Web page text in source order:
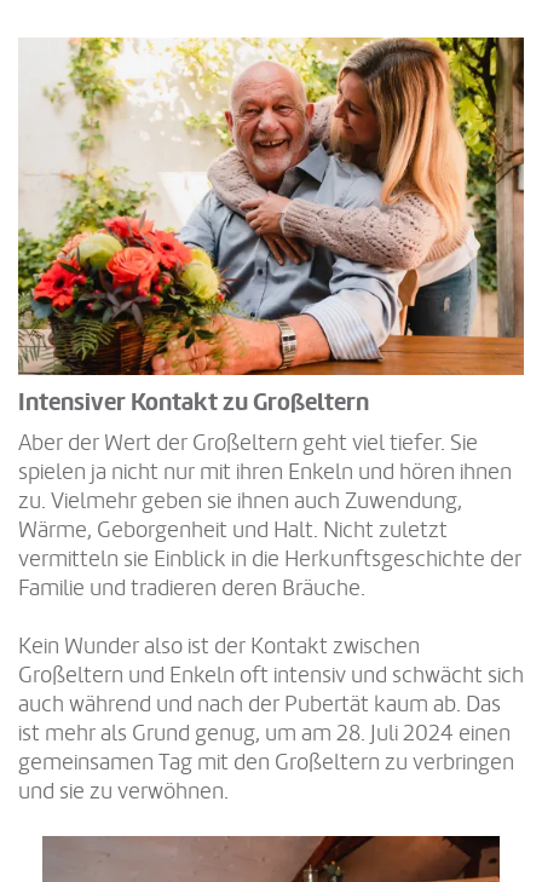
Intensiver Kontakt zu Großeltern
Aber der Wert der Großeltern geht viel tiefer. Sie
spielen ja nicht nur mit ihren Enkeln und hören ihnen
zu. Vielmehr geben sie ihnen auch Zuwendung,
Wärme, Geborgenheit und Halt. Nicht zuletzt
vermitteln sie Einblick in die Herkunftsgeschichte der
Familie und tradieren deren Bräuche.
Kein Wunder also ist der Kontakt zwischen
Großeltern und Enkeln oft intensiv und schwächt sich
auch während und nach der Pubertät kaum ab. Das
ist mehr als Grund genug, um am 28. Juli 2024 einen
gemeinsamen Tag mit den Großeltern zu verbringen
und sie zu verwöhnen.